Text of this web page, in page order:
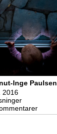
Inge Paulsen
2016